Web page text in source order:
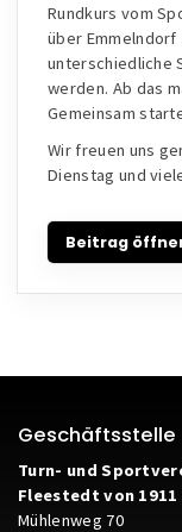
Rundkurs vom
über Emmelndorf
unterschiedliche
werden. Ab das
Gemeinsam
Wir freuen uns
Dienstag und
Beitrag
Geschäftsstelle
Turn- und
Fleestedt von 1911
Mühlenweg 70